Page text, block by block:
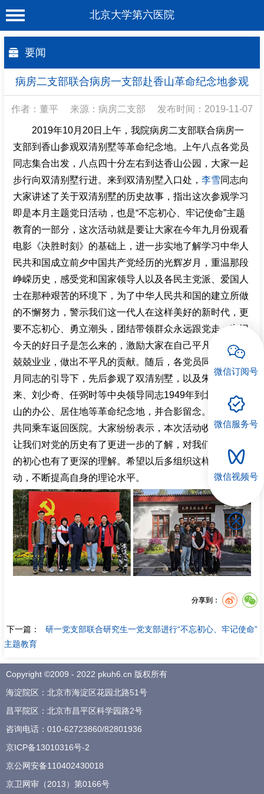
北京大学第六医院
医院概况
科室介绍
专家介绍
就诊服务
科学研究
教育培训
健康科普
合作支援
招聘专栏
要闻
病房二支部联合病房一支部赴香山革命纪念地参观
作者：董平 来源：病房二支部 发布时间：2019-11-07
2019年10月20日上午，我院病房二支部联合病房一
支部到香山参观双清别墅等革命纪念地。上午八点各党员
同志集合出发，八点四十分左右到达香山公园，大家一起
步行向双清别墅行进。来到双清别墅入口处， 李雪同志向
大家讲述了关于双清别墅的历史故事，指出这次参观学习
即是本月主题党日活动，也是“不忘初心、牢记使命”主题
教育的一部分，这次活动就是要让大家在今年九月份观看
电影《决胜时刻》的基础上，进一步实地了解学习中华人
民共和国成立前夕中国共产党经历的光辉岁月，重温那段
峥嵘历史，感受党和国家领导人以及各民主党派、爱国人
士在那种艰苦的环境下，为了中华人民共和国的建立所做
的不懈努力，警示我们这一代人在这样美好的新时代，更
要不忘初心、勇立潮头，团结带领群众永远跟党走，牢记
今天的好日子是怎么来的，激励大家在自己平凡的岗位上
兢兢业业，做出不平凡的贡献。随后，各党员同志在李春
月同志的引导下，先后参观了双清别墅，以及朱德、周恩
来、刘少奇、任弼时等中央领导同志1949年到北京时在香
山的办公、居住地等革命纪念地，并合影留念。最后大家
共同乘车返回医院。大家纷纷表示，本次活动收获很大，
让我们对党的历史有了更进一步的了解，对我们共产党人
的初心也有了更深的理解。希望以后多组织这样的教育活
动，不断提高自身的理论水平。
分享到：
下一篇：
研一党支部联合研究生一党支部进行“不忘初心、牢记使命”
主题教育
Copyright ©2009 - 2022 pkuh6.cn 版权所有
海淀院区：北京市海淀区花园北路51号
昌平院区：北京市昌平区科学园路2号
咨询电话： 010-62723860/82801936
京ICP备13010316号-2
京公网安备110402430018
京卫网审（2013）第0166号
微信订阅号
微信服务号
微信视频号